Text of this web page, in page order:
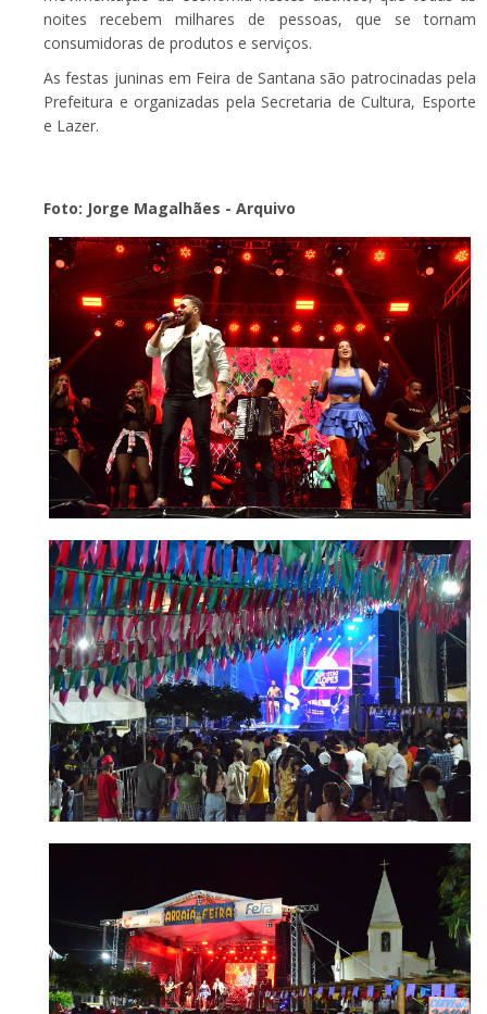
noites recebem milhares de pessoas, que se tornam
consumidoras de produtos e serviços.
As festas juninas em Feira de Santana são patrocinadas pela
Prefeitura e organizadas pela Secretaria de Cultura, Esporte
e Lazer.
Foto: Jorge Magalhães - Arquivo